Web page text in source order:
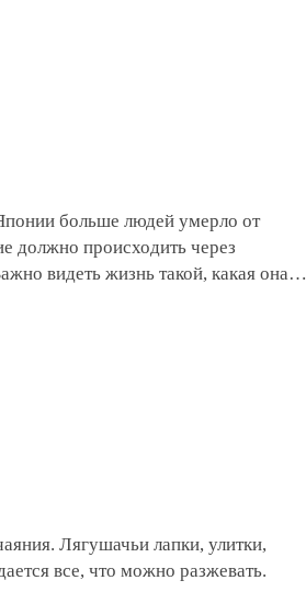
больше людей умерло от
должно происходить через
видеть жизнь такой, какая она…
Лягушачьи лапки, улитки,
все, что можно разжевать.